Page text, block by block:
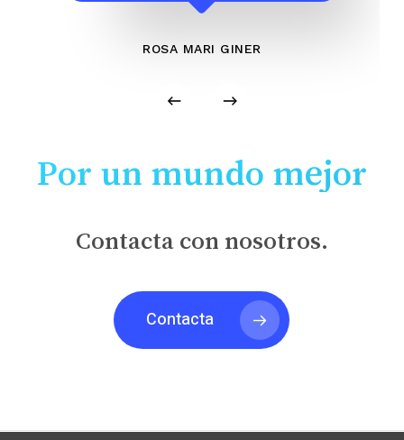
ROSA MARI GINER
Por un mundo mejor
Contacta con nosotros.
Contacta